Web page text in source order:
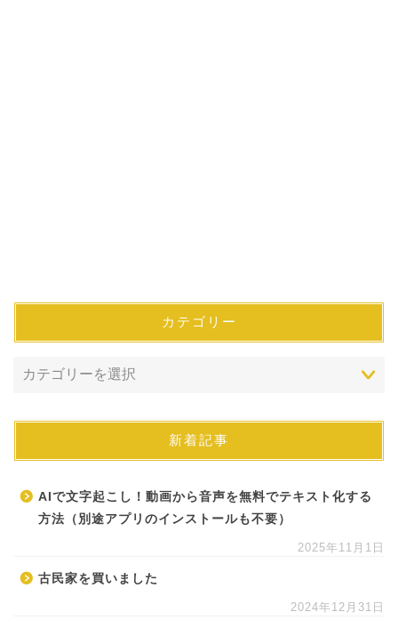
カテゴリー
新着記事
AIで文字起こし！動画から音声を無料でテキスト化する
方法（別途アプリのインストールも不要）
2025年11月1日
古民家を買いました
2024年12月31日